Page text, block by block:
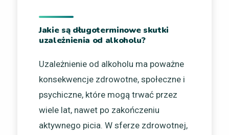
Jakie są długoterminowe skutki
uzależnienia od alkoholu?
Uzależnienie od alkoholu ma poważne
konsekwencje zdrowotne, społeczne i
psychiczne, które mogą trwać przez
wiele lat, nawet po zakończeniu
aktywnego picia. W sferze zdrowotnej,